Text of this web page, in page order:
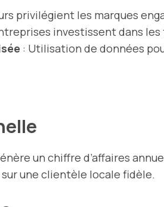
privilégient les marques
investissent dans
: Utilisation de données
un chiffre d’affaires
une clientèle locale fidèle.